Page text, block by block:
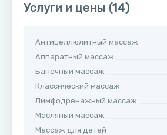
Услуги и цены (14)
Антицеллюлитный массаж
Аппаратный массаж
Баночный массаж
Классический массаж
Лимфодренажный массаж
Масляный массаж
Массаж для детей